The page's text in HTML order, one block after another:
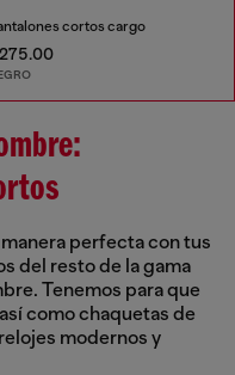
cortos cargo
perfecta con tus
del resto de la gama
Tenemos para que
como chaquetas de
modernos y